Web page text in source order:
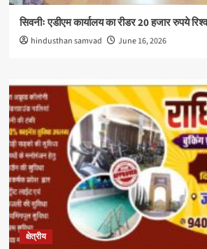
सिवनीः एडीएम कार्यालय का रीडर 20 हजार रुपये
hindusthan samvad June 16, 2026
क्षेत्रीय